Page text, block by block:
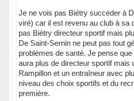
Je ne vois pas Biétry succéder à
viré) car il est revenu au club à sa
pas Biétry directeur sportif mais
De Saint-Sernin ne peut pas tout
problèmes de santé. Je pense
aura plus de directeur sportif mais
Rampillon et un entraîneur avec
niveau des choix sportifs et du
première.